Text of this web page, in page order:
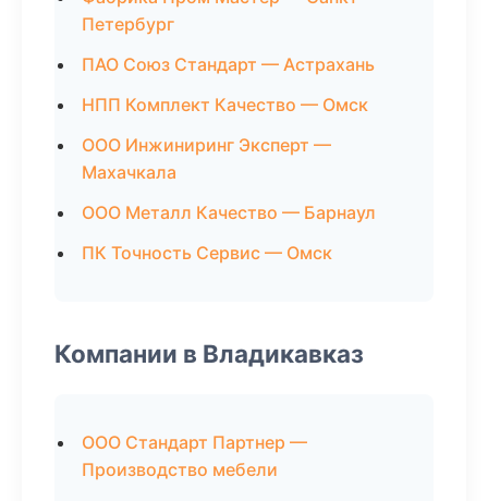
Петербург
ПАО Союз Стандарт — Астрахань
НПП Комплект Качество — Омск
ООО Инжиниринг Эксперт —
Махачкала
ООО Металл Качество — Барнаул
ПК Точность Сервис — Омск
Компании в Владикавказ
ООО Стандарт Партнер —
Производство мебели